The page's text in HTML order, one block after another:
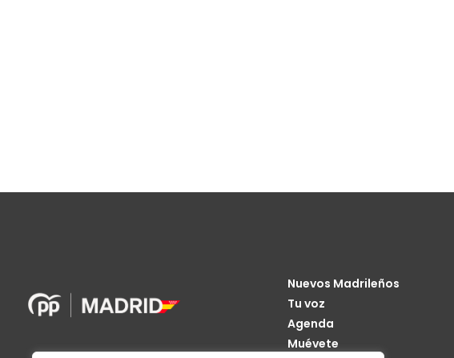
Nuevos Madrileños
Tu voz
Agenda
Muévete